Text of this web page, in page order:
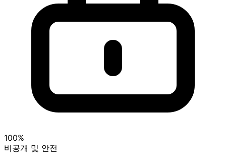
100%
비공개 및 안전